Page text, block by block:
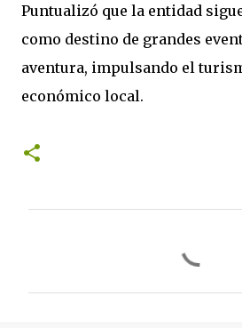
Puntualizó que la entidad
como destino de grandes
aventura, impulsando el
económico local.